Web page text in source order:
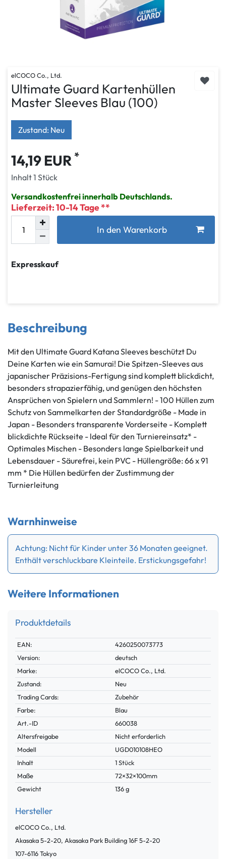
elCOCO Co., Ltd.
Ultimate Guard Kartenhüllen
Master Sleeves Blau (100)
Zustand: Neu
14,19 EUR *
Inhalt1 Stück
Versandkostenfrei innerhalb Deutschlands.
Lieferzeit: 10-14 Tage
In den Warenkorb
Expresskauf
Beschreibung
Mit den Ultimate Guard Katana Sleeves beschützt Du
Deine Karten wie ein Samurai! Die Spitzen-Sleeves aus
japanischer Präzisions-Fertigung sind komplett blickdicht,
besonders strapazierfähig, und genügen den höchsten
Ansprüchen von Spielern und Sammlern! - 100 Hüllen zum
Schutz von Sammelkarten der Standardgröße - Made in
Japan - Besonders transparente Vorderseite - Komplett
blickdichte Rückseite - ldeal für den Turniereinsatz* -
Optimales Mischen - Besonders lange Spielbarkeit und
Lebensdauer - Säurefrei, kein PVC - Hüllengröße: 66 x 91
mm * Die Hüllen bedürfen der Zustimmung der
Turnierleitung
Warnhinweise
Achtung: Nicht für Kinder unter 36 Monaten geeignet.
Enthält verschluckbare Kleinteile. Erstickungsgefahr!
Weitere Informationen
Produktdetails
Technisches
Merkmal
Wert
EAN:
4260250073773
Version:
deutsch
Marke:
elCOCO Co., Ltd.
Zustand:
Neu
Trading Cards:
Zubehör
Farbe:
Blau
Technisches
Merkmal
Wert
Art.-ID
660038
Altersfreigabe
Nicht erforderlich
Modell
UGD010108HEO
Inhalt
1 Stück
Maße
72×32×100mm
Gewicht
136 g
Hersteller
elCOCO Co., Ltd.
Akasaka 5-2-20, Akasaka Park Building 16F5-2-20
107-6116Tokyo